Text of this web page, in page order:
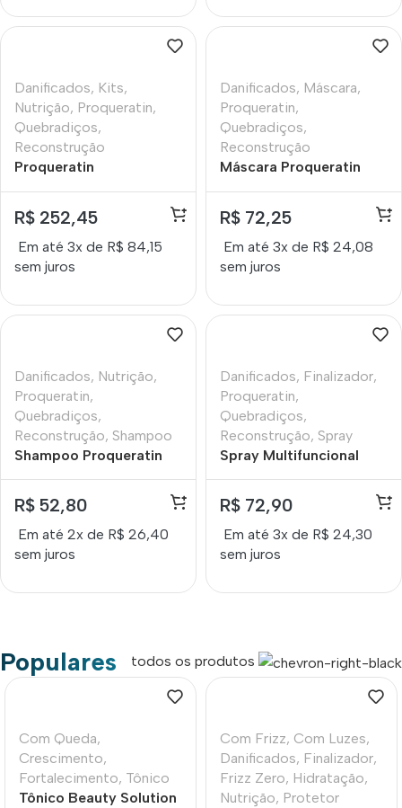
Danificados, Kits,
Nutrição, Proqueratin,
Quebradiços,
Reconstrução
Proqueratin
R$ 252,45
Em até 3x de R$ 84,15
sem juros
Danificados, Máscara,
Proqueratin,
Quebradiços,
Reconstrução
Máscara Proqueratin
R$ 72,25
Em até 3x de R$ 24,08
sem juros
Danificados, Nutrição,
Proqueratin,
Quebradiços,
Reconstrução, Shampoo
Shampoo Proqueratin
R$ 52,80
Em até 2x de R$ 26,40
sem juros
Danificados, Finalizador,
Proqueratin,
Quebradiços,
Reconstrução, Spray
Spray Multifuncional
Lokenzzi 235ml
R$ 72,90
Em até 3x de R$ 24,30
sem juros
Populares todos os produtos
Com Queda,
Crescimento,
Fortalecimento, Tônico
Tônico Beauty Solution
Com Frizz, Com Luzes,
Danificados, Finalizador,
Frizz Zero, Hidratação,
Nutrição, Protetor